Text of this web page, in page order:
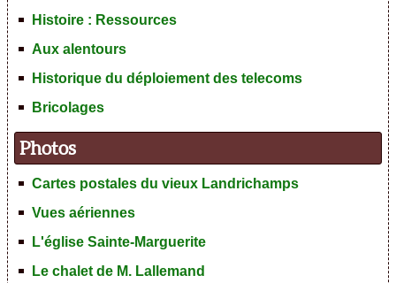
Histoire : Ressources
Aux alentours
Historique du déploiement des telecoms
Bricolages
Photos
Cartes postales du vieux Landrichamps
Vues aériennes
L'église Sainte-Marguerite
Le chalet de M. Lallemand